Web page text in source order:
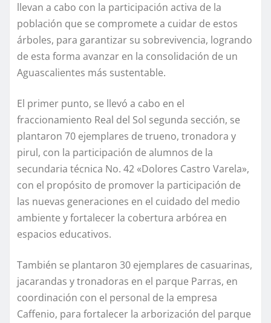
llevan a cabo con la participación activa de la
población que se compromete a cuidar de estos
árboles, para garantizar su sobrevivencia, logrando
de esta forma avanzar en la consolidación de un
Aguascalientes más sustentable.
El primer punto, se llevó a cabo en el
fraccionamiento Real del Sol segunda sección, se
plantaron 70 ejemplares de trueno, tronadora y
pirul, con la participación de alumnos de la
secundaria técnica No. 42 «Dolores Castro Varela»,
con el propósito de promover la participación de
las nuevas generaciones en el cuidado del medio
ambiente y fortalecer la cobertura arbórea en
espacios educativos.
También se plantaron 30 ejemplares de casuarinas,
jacarandas y tronadoras en el parque Parras, en
coordinación con el personal de la empresa
Caffenio, para fortalecer la arborización del parque